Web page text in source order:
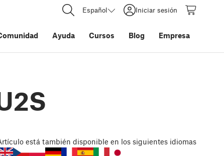
Español Iniciar sesión
Ayuda Cursos Blog Empresa
está también disponible en los siguientes idiomas